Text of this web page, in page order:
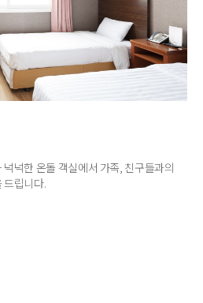
넉한 온돌 객실에서 가족, 친구들과의
드립니다.